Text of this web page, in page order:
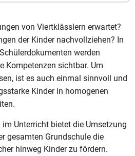
von Viertklässlern erwartet?
der Kinder nachvollziehen? In
werden
Kompetenzen sichtbar. Um
ist es auch einmal sinnvoll und
Kinder in homogenen
Unterricht bietet die Umsetzung
gesamten Grundschule die
hinweg Kinder zu fördern.